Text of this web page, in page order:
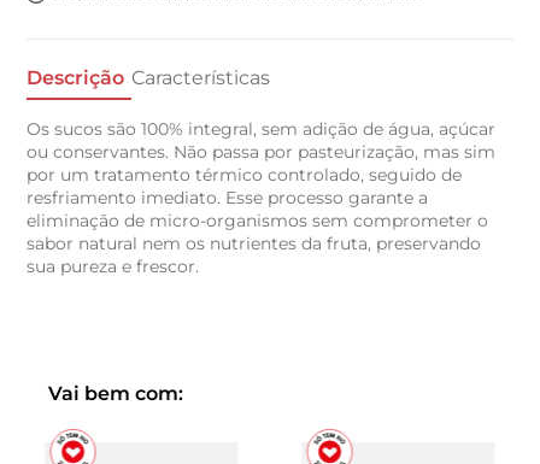
Descrição Características
Os sucos são 100% integral, sem adição de água, açúcar
ou conservantes. Não passa por pasteurização, mas sim
por um tratamento térmico controlado, seguido de
resfriamento imediato. Esse processo garante a
eliminação de micro-organismos sem comprometer o
sabor natural nem os nutrientes da fruta, preservando
sua pureza e frescor.
Vai bem com: